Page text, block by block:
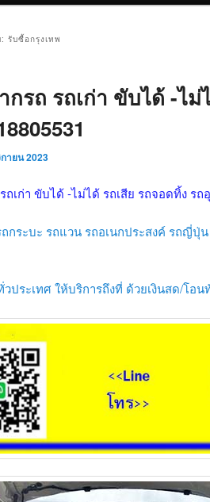
รับซื้อกรุงเทพ
รถ รถเก่า ขับได้ -ไม่
ายน 2023
ถเก่า ขับได้ -ไม่ได้ รถเสีย รถจอดทิ้ง รถ
ถกระบะ รถแวน รถอเนกประสงค์ รถญี่ปุ่
ประเทศ ให้บริการถึงที่ ด้วยเงินสด/โอน